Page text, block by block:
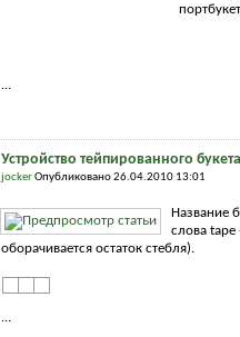
...
Устройство тейпированного букета
jockerОпубликовано 26.04.2010 13:01
Название
слова tape
оборачивается остаток стебля).
...